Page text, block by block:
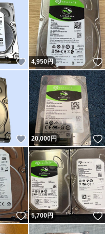
いいね！
4,950円
いいね！
20,000円
いいね！
5,700円